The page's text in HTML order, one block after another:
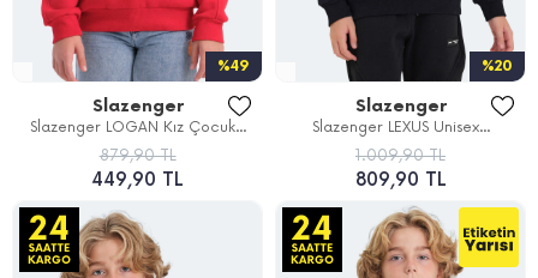
%49
Slazenger
Slazenger LOGAN Kız Çocuk...
879,90 TL
449,90 TL
%20
Slazenger
Slazenger LEXUS Unisex...
1.009,90 TL
809,90 TL